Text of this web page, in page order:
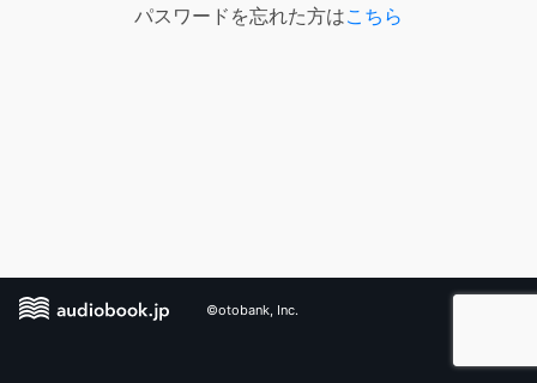
パスワードを忘れた方はこちら
©otobank, Inc.